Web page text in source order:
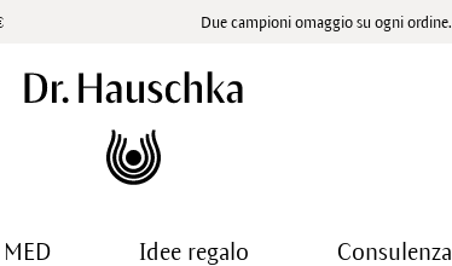
Due campioni omaggio su ogni ordine.
MED Idee regalo Consulenza